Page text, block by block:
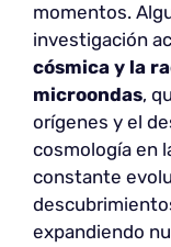
momentos.
investigación
cósmica y la
microondas,
orígenes y el
cosmología en
constante
expandiendo